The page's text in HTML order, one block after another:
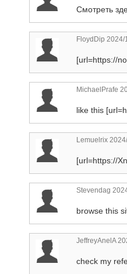
Смотреть
FloydDip 2024/
[url=https://
MichaelPrafe
like this
Lemuelrix
[url=https://
Stevendag
browse this
JeffreyAnelA
check my